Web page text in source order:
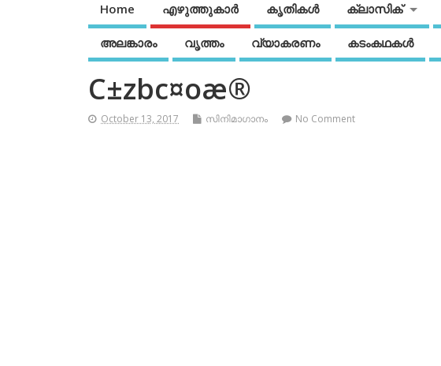
Home എഴുത്തുകാര്‍ കൃതികൾ ക്ലാസിക്
അലങ്കാരം വൃത്തം വ്യാകരണം കടംകഥകള്‍
C±zbc¤oæ®
October 13, 2017 സിനിമാഗാനം No Comment